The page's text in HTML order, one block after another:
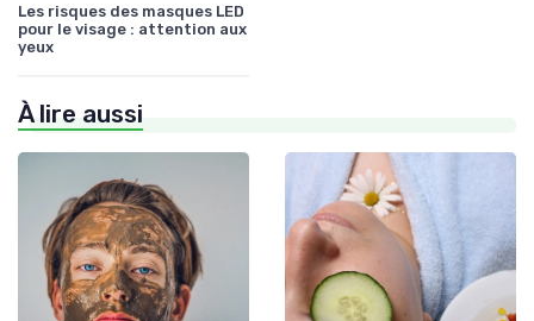
Les risques des masques LED
pour le visage : attention aux
yeux
À lire aussi